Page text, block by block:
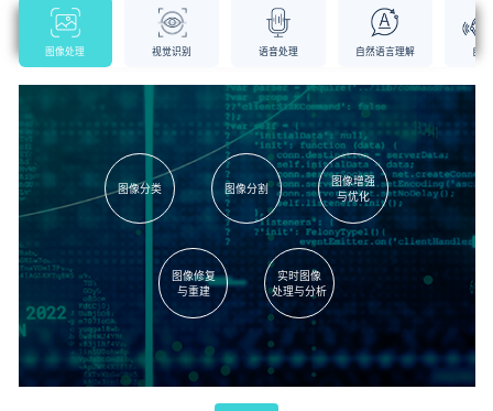
图像处理 视觉识别 语音处理 自然语言理解 自
图像分类 图像分割
图像增强
与优化
图像修复
与重建
实时图像
处理与分析